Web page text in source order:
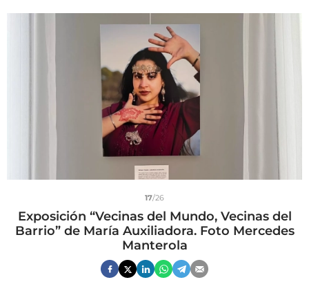
17/26
Exposición “Vecinas del Mundo, Vecinas del
Barrio” de María Auxiliadora. Foto Mercedes
Manterola